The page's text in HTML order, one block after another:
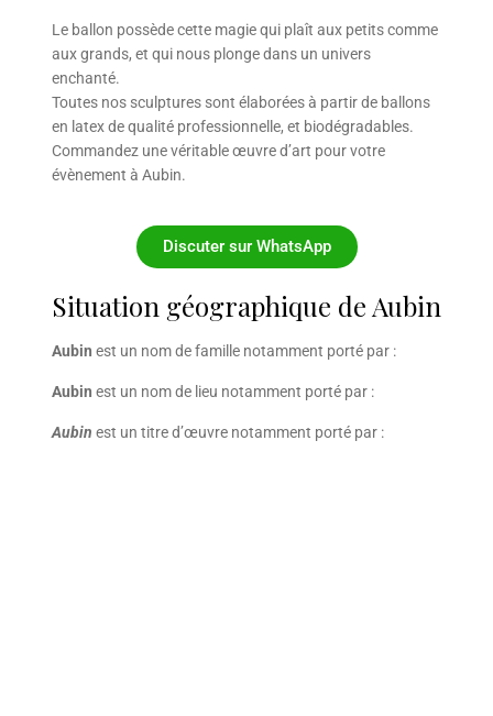
Le ballon possède cette magie qui plaît aux petits comme
aux grands, et qui nous plonge dans un univers
enchanté.
Toutes nos sculptures sont élaborées à partir de ballons
en latex de qualité professionnelle, et biodégradables.
Commandez une véritable œuvre d’art pour votre
évènement à Aubin.
Discuter sur WhatsApp
Situation géographique de Aubin
Aubin est un nom de famille notamment porté par :
Aubin est un nom de lieu notamment porté par :
Aubin est un titre d’œuvre notamment porté par :